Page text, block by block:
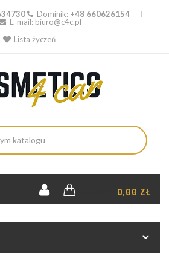
Dominik: +48 660626154
E-mail: biuro@c4c.pl
Lista życzeń
0,00 ZŁ